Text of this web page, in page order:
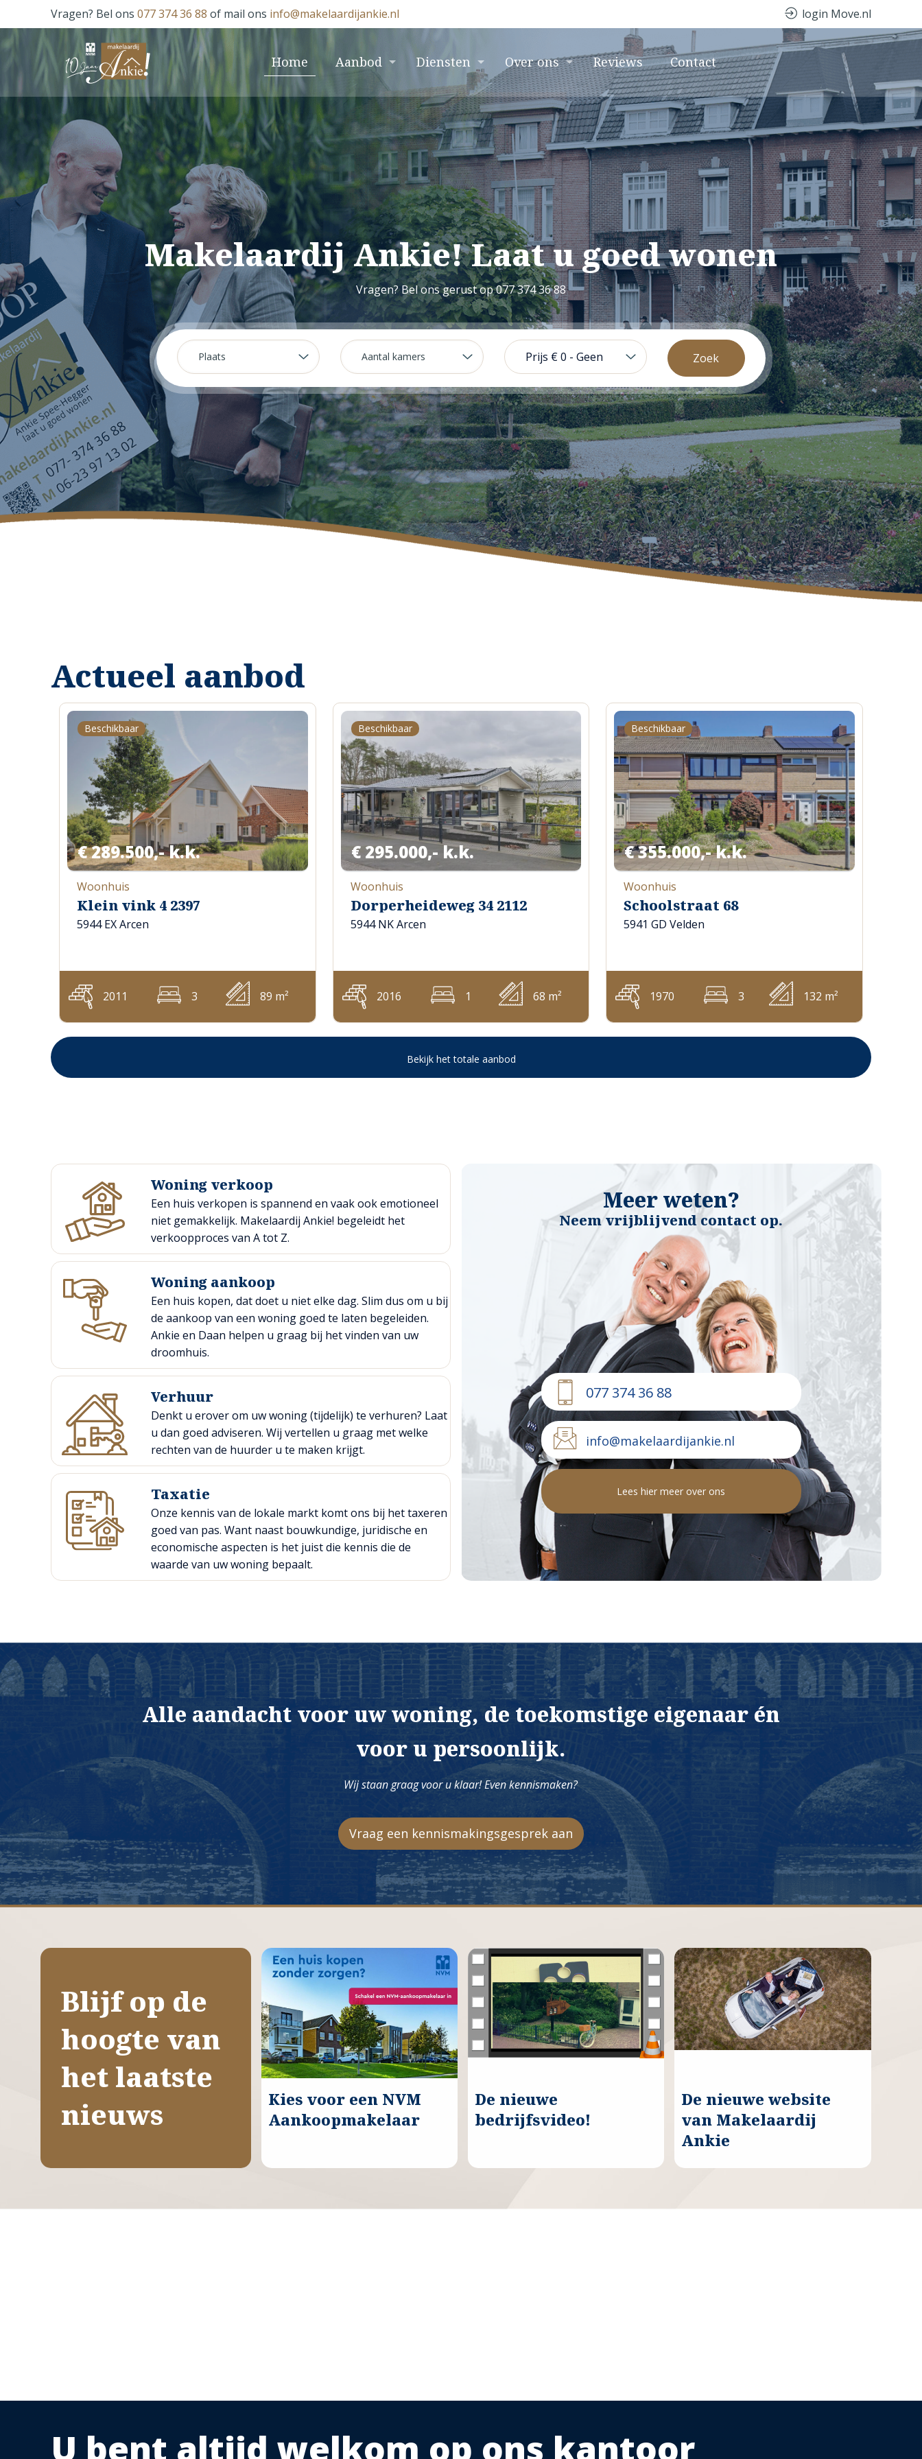
Vragen? Bel ons077 374 36 88 of mail ons info@makelaardijankie.nl login Move.nl
Home Aanbod Diensten Over ons Reviews Contact
Makelaardij Ankie! Laat u goed wonen
Vragen? Bel ons gerust op 077 374 36 88
Prijs € 0 - Geen
max.
Actueel aanbod
Beschikbaar
€ 289.500,- k.k.
Woonhuis
Klein vink 4 2397
5944 EX Arcen
2011 3 89 m²
Beschikbaar
€ 295.000,- k.k.
Woonhuis
Dorperheideweg 34 2112
5944 NK Arcen
2016 1 68 m²
Beschikbaar
€ 355.000,- k.k.
Woonhuis
Schoolstraat 68
5941 GD Velden
1970 3 132 m²
Bekijk het totale aanbod
Woning verkoop
Een huis verkopen is spannend en vaak ook emotioneel
niet gemakkelijk. Makelaardij Ankie! begeleidt het
verkoopproces van A tot Z.
Woning aankoop
Een huis kopen, dat doet u niet elke dag. Slim dus om u bij
de aankoop van een woning goed te laten begeleiden.
Ankie en Daan helpen u graag bij het vinden van uw
droomhuis.
Verhuur
Denkt u erover om uw woning (tijdelijk) te verhuren? Laat
u dan goed adviseren. Wij vertellen u graag met welke
rechten van de huurder u te maken krijgt.
Taxatie
Onze kennis van de lokale markt komt ons bij het taxeren
goed van pas. Want naast bouwkundige, juridische en
economische aspecten is het juist die kennis die de
waarde van uw woning bepaalt.
Meer weten?
Neem vrijblijvend contact op.
077 374 36 88
info@makelaardijankie.nl
Lees hier meer over ons
Alle aandacht voor uw woning, de toekomstige eigenaar én
voor u persoonlijk.
Wij staan graag voor u klaar! Even kennismaken?
Vraag een kennismakingsgesprek aan
Blijf op de
hoogte van
het laatste
nieuws
Kies voor een NVM
Aankoopmakelaar
De nieuwe
bedrijfsvideo!
De nieuwe website
van Makelaardij
Ankie
U bent altijd welkom op ons kantoor